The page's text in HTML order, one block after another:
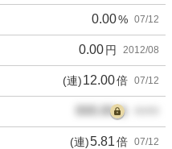
0.00% 07/12
0.00円 2012/08
(連)12.00倍 07/12
000.00倍
(連)5.81倍 07/12